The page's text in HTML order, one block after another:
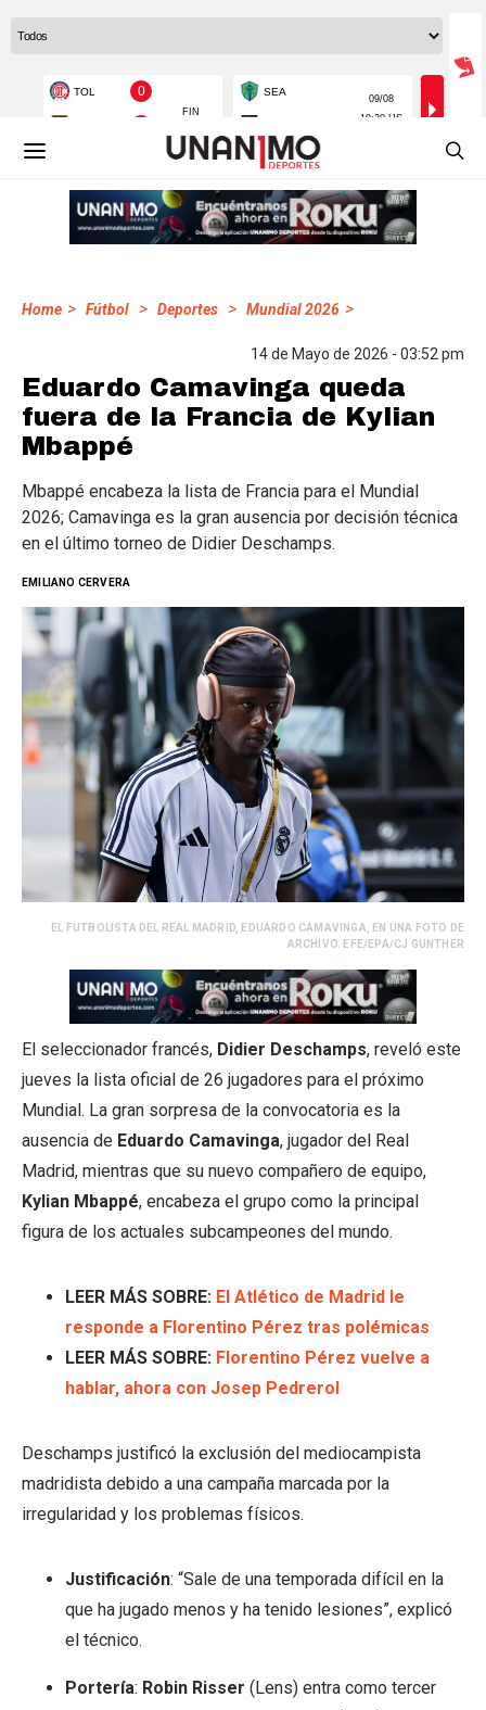
Home > Fútbol > Deportes > Mundial 2026 >
14 de Mayo de 2026 - 03:52 pm
Eduardo Camavinga queda
fuera de la Francia de Kylian
Mbappé
Mbappé encabeza la lista de Francia para el Mundial
2026; Camavinga es la gran ausencia por decisión técnica
en el último torneo de Didier Deschamps.
EMILIANO CERVERA
EL FUTBOLISTA DEL REAL MADRID, EDUARDO CAMAVINGA, EN UNA FOTO DE
ARCHIVO. EFE/EPA/CJ GUNTHER
El seleccionador francés, Didier Deschamps, reveló este
jueves la lista oficial de 26 jugadores para el próximo
Mundial. La gran sorpresa de la convocatoria es la
ausencia de Eduardo Camavinga, jugador del Real
Madrid, mientras que su nuevo compañero de equipo,
Kylian Mbappé, encabeza el grupo como la principal
figura de los actuales subcampeones del mundo.
LEER MÁS SOBRE: El Atlético de Madrid le
responde a Florentino Pérez tras polémicas
LEER MÁS SOBRE: Florentino Pérez vuelve a
hablar, ahora con Josep Pedrerol
Deschamps justificó la exclusión del mediocampista
madridista debido a una campaña marcada por la
irregularidad y los problemas físicos.
Justificación: “Sale de una temporada difícil en la
que ha jugado menos y ha tenido lesiones”, explicó
el técnico.
Portería: Robin Risser (Lens) entra como tercer